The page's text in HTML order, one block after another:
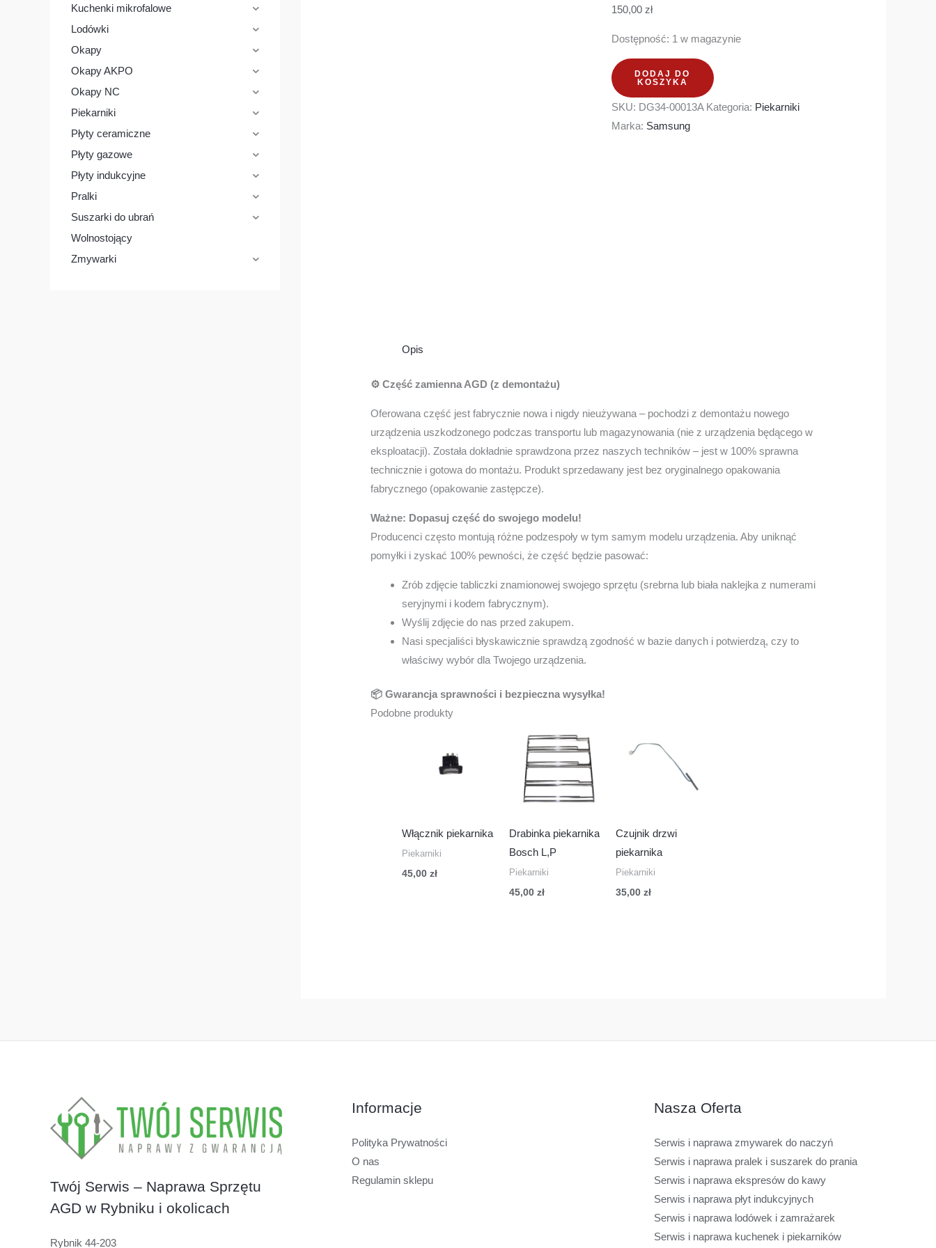
k
t
ó
w
Kuchenki mikrofalowe
Lodówki
Okapy
Okapy AKPO
Okapy NC
Piekarniki
Płyty ceramiczne
Płyty gazowe
Płyty indukcyjne
Pralki
Suszarki do ubrań
Wolnostojący
Zmywarki
150,00 zł
Dostępność: 1 w magazynie
DODAJ DO
KOSZYKA
SKU: DG34-00013A Kategoria: Piekarniki
Marka: Samsung
Opis
⚙️ Część zamienna AGD (z demontażu)
Oferowana część jest fabrycznie nowa i nigdy nieużywana – pochodzi z demontażu nowego
urządzenia uszkodzonego podczas transportu lub magazynowania (nie z urządzenia będącego w
eksploatacji). Została dokładnie sprawdzona przez naszych techników – jest w 100% sprawna
technicznie i gotowa do montażu. Produkt sprzedawany jest bez oryginalnego opakowania
fabrycznego (opakowanie zastępcze).
Ważne: Dopasuj część do swojego modelu!
Producenci często montują różne podzespoły w tym samym modelu urządzenia. Aby uniknąć
pomyłki i zyskać 100% pewności, że część będzie pasować:
Zrób zdjęcie tabliczki znamionowej swojego sprzętu (srebrna lub biała naklejka z numerami
seryjnymi i kodem fabrycznym).
Wyślij zdjęcie do nas przed zakupem.
Nasi specjaliści błyskawicznie sprawdzą zgodność w bazie danych i potwierdzą, czy to
właściwy wybór dla Twojego urządzenia.
📦 Gwarancja sprawności i bezpieczna wysyłka!
Podobne produkty
Włącznik piekarnika
Piekarniki
45,00zł
Drabinka piekarnika
Bosch L,P
Piekarniki
45,00 zł
Czujnik drzwi
piekarnika
Piekarniki
35,00zł
Twój Serwis – Naprawa Sprzętu
AGD w Rybniku i okolicach
Rybnik 44-203
Informacje
Polityka Prywatności
O nas
Regulamin sklepu
Nasza Oferta
Serwis i naprawa zmywarek do naczyń
Serwis i naprawa pralek i suszarek do prania
Serwis i naprawa ekspresów do kawy
Serwis i naprawa płyt indukcyjnych
Serwis i naprawa lodówek i zamrażarek
Serwis i naprawa kuchenek i piekarników